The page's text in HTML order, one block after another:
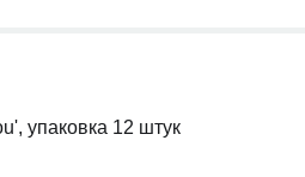
упаковка 12 штук